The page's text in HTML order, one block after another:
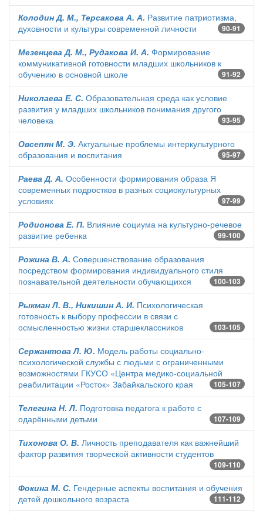
Колодин Д. М., Терсакова А. А. Развитие патриотизма,
духовности и культуры современной личности
90-91
Мезенцева Д. М., Рудакова И. А. Формирование
коммуникативной готовности младших школьников к
обучению в основной школе
91-92
Николаева Е. С. Образовательная среда как условие
развития у младших школьников понимания другого
человека
93-95
Овсепян М. Э. Актуальные проблемы интеркультурного
образования и воспитания
95-97
Раева Д. А. Особенности формирования образа Я
современных подростков в разных социокультурных
условиях
97-99
Родионова Е. П. Влияние социума на культурно-речевое
развитие ребенка
99-100
Рожина В. А. Совершенствование образования
посредством формирования индивидуального стиля
познавательной деятельности обучающихся
100-103
Рыкман Л. В., Никишин А. И. Психологическая
готовность к выбору профессии в связи с
осмысленностью жизни старшеклассников
103-105
Сержантова Л. Ю. Модель работы социально-
психологической службы с людьми с ограниченными
возможностями ГКУСО «Центра медико-социальной
реабилитации «Росток» Забайкальского края
105-107
Телегина Н. Л. Подготовка педагога к работе с
одарёнными детьми
107-109
Тихонова О. В. Личность преподавателя как важнейший
фактор развития творческой активности студентов
109-110
Фокина М. С. Гендерные аспекты воспитания и обучения
детей дошкольного возраста
111-112